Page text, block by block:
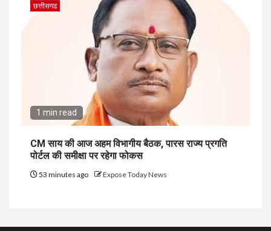
छत्तीसगढ
1 min read
CM साय की आज अहम विभागीय बैठक, पारस राज्य प्रगति
पोर्टल की समीक्षा पर रहेगा फोकस
53 minutes ago Expose Today News